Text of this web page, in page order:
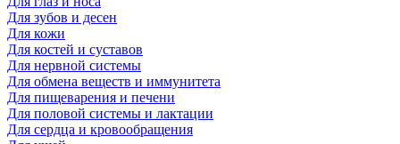
Для зубов и десен
Для кожи
Для костей и суставов
Для нервной системы
Для обмена веществ и иммунитета
Для пищеварения и печени
Для половой системы и лактации
Для сердца и кровообращения